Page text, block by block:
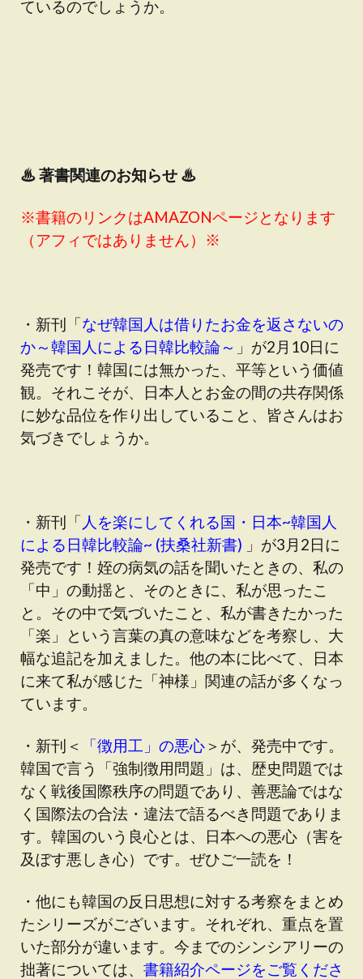
ているのでしょうか。
♨著書関連のお知らせ ♨
※書籍のリンクはAMAZONページとなります
（アフィではありません）※
・新刊「なぜ韓国人は借りたお金を返さないの
か～韓国人による日韓比較論～ 」が2月10日に
発売です！韓国には無かった、平等という価値
観。それこそが、日本人とお金の間の共存関係
に妙な品位を作り出していること、皆さんはお
気づきでしょうか。
・新刊「 人を楽にしてくれる国・日本~韓国人
による日韓比較論~ (扶桑社新書) 」が3月2日に
発売です！姪の病気の話を聞いたときの、私の
「中」の動揺と、そのときに、私が思ったこ
と。その中で気づいたこと、私が書きたかった
「楽」という言葉の真の意味などを考察し、大
幅な追記を加えました。他の本に比べて、日本
に来て私が感じた「神様」関連の話が多くなっ
ています。
・新刊＜ 「徴用工」の悪心＞が、発売中です。
韓国で言う「強制徴用問題」は、歴史問題では
なく戦後国際秩序の問題であり、善悪論ではな
く国際法の合法・違法で語るべき問題でありま
す。韓国のいう良心とは、日本への悪心（害を
及ぼす悪しき心）です。ぜひご一読を！
・他にも韓国の反日思想に対する考察をまとめ
たシリーズがございます。それぞれ、重点を置
いた部分が違います。今までのシンシアリーの
拙著については、 書籍紹介ページをご覧くださ